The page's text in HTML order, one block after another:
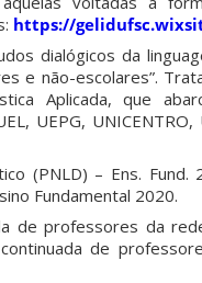
https://
dialógicos da
e não-escolares”.
Aplicada, que
UEPG, UNICENTRO,
(PNLD) – Ens.
Fundamental 2020.
de professores da
de